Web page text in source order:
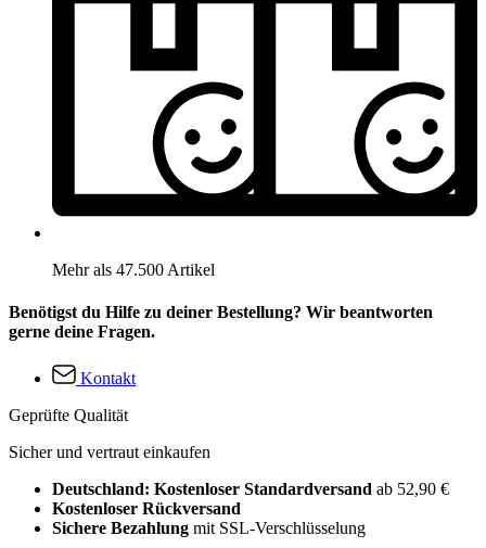
Mehr als 47.500 Artikel
Benötigst du Hilfe zu deiner Bestellung? Wir beantworten
gerne deine Fragen.
Kontakt
Geprüfte Qualität
Sicher und vertraut einkaufen
Deutschland: Kostenloser Standardversand ab 52,90 €
Kostenloser Rückversand
Sichere Bezahlung mit SSL-Verschlüsselung